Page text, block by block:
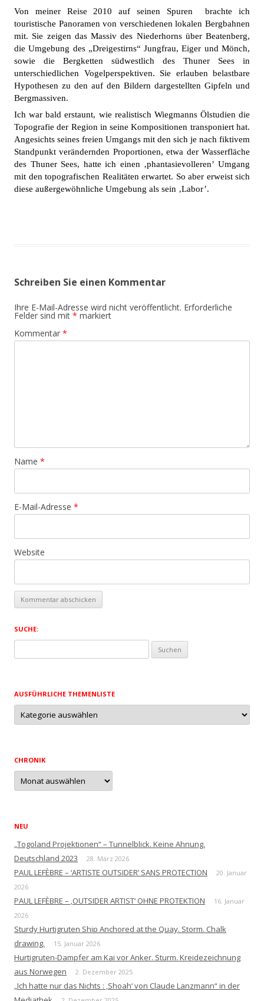
Von meiner Reise 2010 auf seinen Spuren brachte ich
touristische Panoramen von verschiedenen lokalen Bergbahnen
mit. Sie zeigen das Massiv des Niederhorns über Beatenberg,
die Umgebung des „Dreigestirns“ Jungfrau, Eiger und Mönch,
sowie die Bergketten südwestlich des Thuner Sees in
unterschiedlichen Vogelperspektiven. Sie erlauben belastbare
Hypothesen zu den auf den Bildern dargestellten Gipfeln und
Bergmassiven.
Ich war bald erstaunt, wie realistisch Wiegmanns Ölstudien die
Topografie der Region in seine Kompositionen transponiert hat.
Angesichts seines freien Umgangs mit den sich je nach fiktivem
Standpunkt verändernden Proportionen, etwa der Wasserfläche
des Thuner Sees, hatte ich einen ‚phantasievolleren’ Umgang
mit den topografischen Realitäten erwartet. So aber erweist sich
diese außergewöhnliche Umgebung als sein ‚Labor’.
Schreiben Sie einen Kommentar
Ihre E-Mail-Adresse wird nicht veröffentlicht. Erforderliche
Felder sind mit * markiert
Kommentar *
Name *
E-Mail-Adresse *
Website
SUCHE:
nach:
AUSFÜHRLICHE THEMENLISTE
Ausführliche
Themenliste
CHRONIK
Chronik
NEU
„Togoland Projektionen“ – Tunnelblick. Keine Ahnung.
Deutschland 2023
28. März 2026
PAUL LEFÈBRE – ‘ARTISTE OUTSIDER’ SANS PROTECTION
20. Januar
2026
PAUL LEFÈBRE – ‚OUTSIDER ARTIST‘ OHNE PROTEKTION
16. Januar
2026
Sturdy Hurtigruten Ship Anchored at the Quay. Storm. Chalk
drawing.
15. Januar 2026
Hurtigruten-Dampfer am Kai vor Anker. Sturm. Kreidezeichnung
aus Norwegen
2. Dezember 2025
„Ich hatte nur das Nichts : ‚Shoah‘ von Claude Lanzmann“ in der